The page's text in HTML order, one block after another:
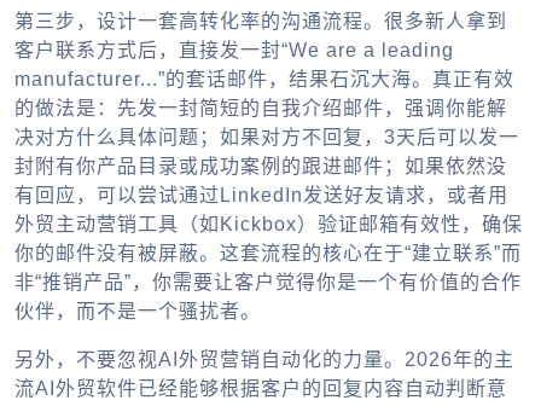
第三步，设计一套高转化率的沟通流程。很多新人拿到
客户联系方式后，直接发一封“We are a leading
manufacturer...”的套话邮件，结果石沉大海。真正有效
的做法是：先发一封简短的自我介绍邮件，强调你能解
决对方什么具体问题；如果对方不回复，3天后可以发一
封附有你产品目录或成功案例的跟进邮件；如果依然没
有回应，可以尝试通过LinkedIn发送好友请求，或者用
外贸主动营销工具 （如Kickbox）验证邮箱有效性，确保
你的邮件没有被屏蔽。这套流程的核心在于“建立联系”而
非“推销产品”，你需要让客户觉得你是一个有价值的合作
伙伴，而不是一个骚扰者。
另外，不要忽视AI外贸营销自动化的力量。2026年的主
流AI外贸软件已经能够根据客户的回复内容自动判断意